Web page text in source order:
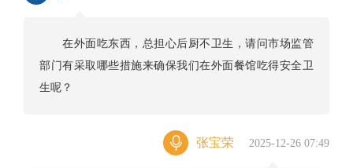
在外面吃东西，总担心后厨不卫生，请问市场监管
部门有采取哪些措施来确保我们在外面餐馆吃得安全卫
生呢？
张宝荣 2025-12-26 07:49